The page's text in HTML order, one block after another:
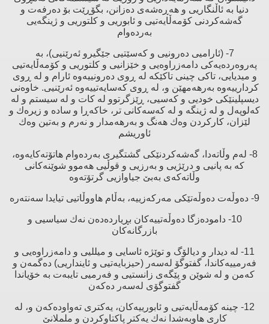
دنیا بە ئاڵنگاریی و هەڕەشەی دەزانن، بگۆڕێت بۆ دەرفەت و
گەشەكردنی كۆمەڵایەتیی و ئابوریی و كلتوریی و ژینگەیی
بەردەوام
7- (ئارامیی دەرونیی و كەسێتیی جێگیرو ئەرێنیی)، بە
پەروەردەیەكی دامەزراوەیی و خێزانیی و كلتوریی و كۆمەڵایەتیی
و میدیایی، تاكی چینی تاكێكە لە ڕوی دەرونییەوە ئارام و لە ڕوی
كردارییەوە بەرهەمهێن و، لە ڕوی كەسایەتییەوە ئەرێنیی. خاوەنی
دیسپلینێكی خودیی و كەسیی، ڕێزگرتوو لە كات و لە سیستم و لە
كەلوپەل و لە ژینگە و لە كەسەكانی تر، خاكەڕا و سادە و زیرەك و
لێزان، كاركردن وەك هەنگ و بەرهەمدار و نەرم و بەتین وەك
ئاوریشم
8- لەم وڵاتەدا، گەشەكردنێكی گشتگیری بەردەوام هاتۆتەكایەوە،
كە بە پانیی و درێژیی و بەرزیی و قوڵیی هەموو شوێنەكانی
وڵاتەكەی بەبێ‌ جیاوازیی گرتۆتەوە
9- دەوڵەت دەوڵەتێكی مەركەزییە، بەڵام هاووڵاتیی تیایدا سەنتەرە
10- دامودەزگا دەوڵەتییەكان بڕیاردەدەن نەك سیاسیی و
بازرگانەكان
11- لە دیدار و دیالۆگ و توێژە ئاسایی و میللیی و دامەزراوەیی و
فەرمییەكاندا، گفتوگۆ لەسەر (حیزبایەتیی و ئاینداریی) دەگمەن و
كەمن و لە شوێن و پێگەی زانستیی و فەرمیی تایبەت بە خۆیاندا
گفتوگۆی لەسەر دەكەن
12- چینە كۆمەڵایەتیی و ئابورییەكان، یەكتری تەواودەكەن و، لە
كاری هاوبەشدا نەك یەكتر پاكتاوكردن و ململانێ‌